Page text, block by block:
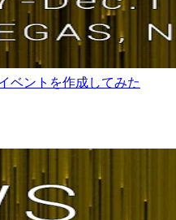
ベントを作成してみた